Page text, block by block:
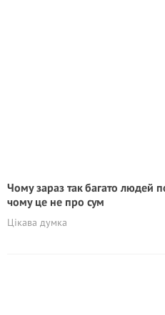
Чому зараз так багато людей
чому це не про сум
Цікава думка